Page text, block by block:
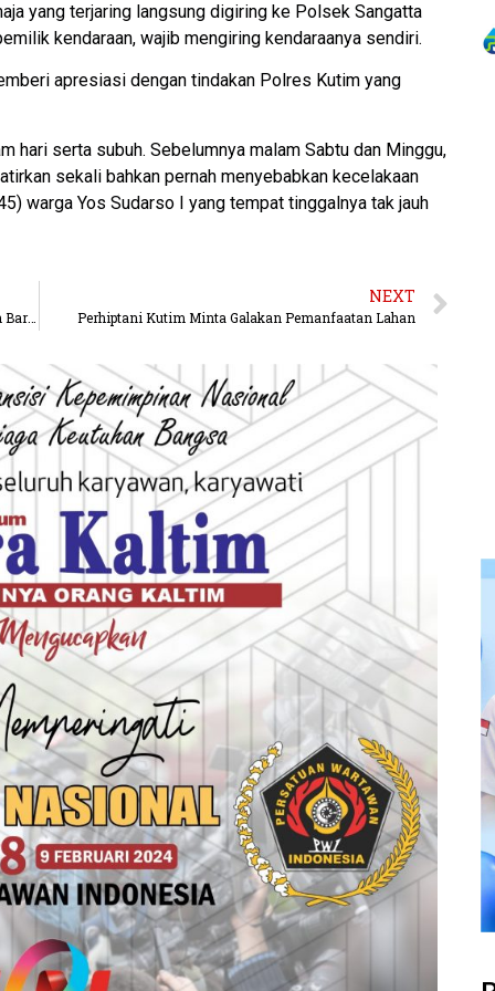
yang terjaring langsung digiring ke Polsek Sangatta
kendaraan, wajib mengiring kendaraanya sendiri.
apresiasi dengan tindakan Polres Kutim yang
hari serta subuh. Sebelumnya malam Sabtu dan Minggu,
sekali bahkan pernah menyebabkan kecelakaan
warga Yos Sudarso I yang tempat tinggalnya tak jauh
Kubar Jadi 16 Kasus Positif Corona, Ada 3 Tambahan Baru Ternyata Satu Keluarga
NEXT
Perhiptani Kutim Minta Galakan Pemanfaatan Lahan